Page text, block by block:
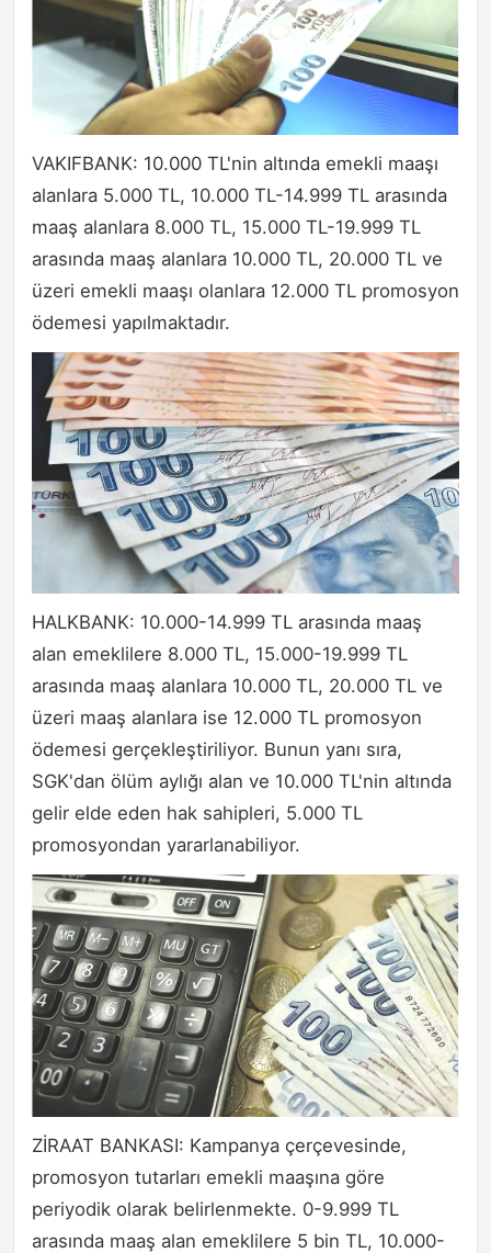
VAKIFBANK: 10.000 TL'nin altında emekli maaşı
alanlara 5.000 TL, 10.000 TL-14.999 TL arasında
maaş alanlara 8.000 TL, 15.000 TL-19.999 TL
arasında maaş alanlara 10.000 TL, 20.000 TL ve
üzeri emekli maaşı olanlara 12.000 TL promosyon
ödemesi yapılmaktadır.
HALKBANK: 10.000-14.999 TL arasında maaş
alan emeklilere 8.000 TL, 15.000-19.999 TL
arasında maaş alanlara 10.000 TL, 20.000 TL ve
üzeri maaş alanlara ise 12.000 TL promosyon
ödemesi gerçekleştiriliyor. Bunun yanı sıra,
SGK'dan ölüm aylığı alan ve 10.000 TL'nin altında
gelir elde eden hak sahipleri, 5.000 TL
promosyondan yararlanabiliyor.
ZİRAAT BANKASI: Kampanya çerçevesinde,
promosyon tutarları emekli maaşına göre
periyodik olarak belirlenmekte. 0-9.999 TL
arasında maaş alan emeklilere 5 bin TL, 10.000-